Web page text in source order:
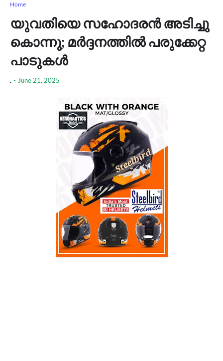
Home
യുവതിയെ സഹോദരൻ അടിച്ചു
കൊന്നു; മർദ്ദനത്തിൽ പരുക്കേറ്റ
പാടുകൾ
. - June 21, 2025